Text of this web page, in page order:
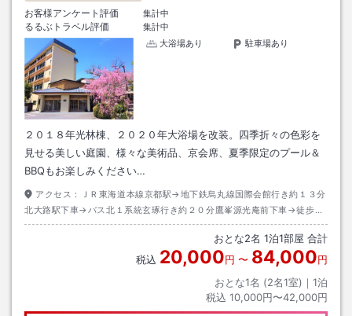
お客様アンケート評価
集計中
るるぶトラベル評価
集計中
大浴場あり
駐車場あり
２０１８年光林棟、２０２０年大浴場を改装。四季折々の色彩を
見せる美しい庭園、様々な美術品、京会席、夏季限定のプール＆
BBQもお楽しみください…
アクセス：
ＪＲ東海道本線京都駅→地下鉄烏丸線国際会館行き約１３分
北大路駅下車→バス北１系統玄琢行き約２０分鷹峯源光庵前下車→徒歩約
５分
おとな2名 1泊1部屋 合計
税込 20,000円 〜 84,000円
おとな1名 (2名1室)｜ 1泊
税込 10,000円〜42,000円